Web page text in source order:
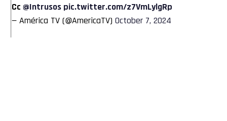
Cc @Intrusos pic.twitter.com/z7VmLylgRp
— América TV (@AmericaTV) October 7, 2024